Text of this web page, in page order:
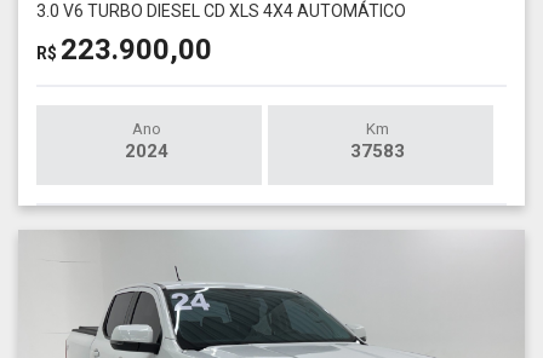
3.0 V6 TURBO DIESEL CD XLS 4X4 AUTOMÁTICO
R$ 223.900,00
Ano
2024
Km
37583